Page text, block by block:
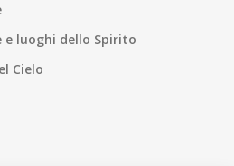
luoghi dello Spirito
Cielo